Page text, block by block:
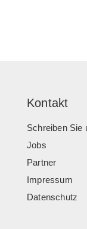
Kontakt
Schreiben Sie
Jobs
Partner
Impressum
Datenschutz